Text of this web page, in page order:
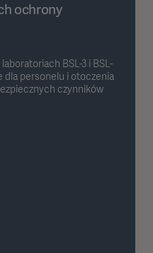
ochrony
BSL-3 i BSL-
dla personelu i otoczenia
czynników